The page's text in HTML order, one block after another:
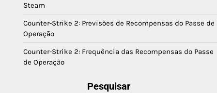
Steam
Counter-Strike 2: Previsões de Recompensas do Passe de
Operação
Counter-Strike 2: Frequência das Recompensas do Passe
de Operação
Pesquisar